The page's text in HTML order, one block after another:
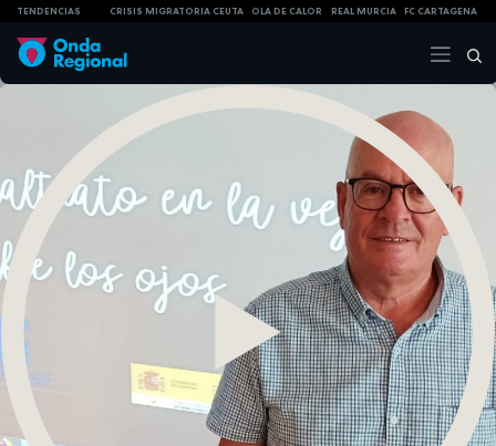
TENDENCIAS CRISIS MIGRATORIA CEUTA OLA DE CALOR REAL MURCIA FC CARTAGENA